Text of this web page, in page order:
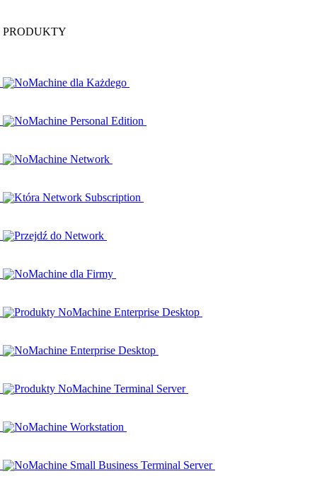
PRODUKTY
NoMachine dla Każdego
NoMachine Personal Edition
NoMachine Network
Która Network Subscription
Przejdź do Network
NoMachine dla Firmy
Produkty NoMachine Enterprise Desktop
NoMachine Enterprise Desktop
Produkty NoMachine Terminal Server
NoMachine Workstation
NoMachine Small Business Terminal Server